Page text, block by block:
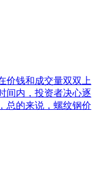
价钱和成交量双双上
间内，投资者决心逐
总的来说，螺纹钢价